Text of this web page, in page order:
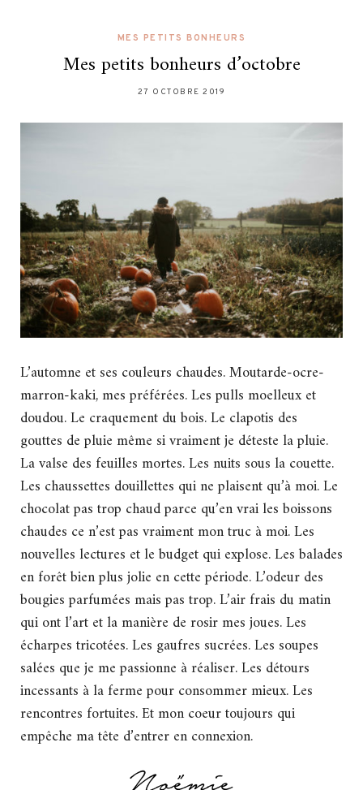
MES PETITS BONHEURS
Mes petits bonheurs d’octobre
27 OCTOBRE 2019
L’automne et ses couleurs chaudes. Moutarde-ocre-
marron-kaki, mes préférées. Les pulls moelleux et
doudou. Le craquement du bois. Le clapotis des
gouttes de pluie même si vraiment je déteste la pluie.
La valse des feuilles mortes. Les nuits sous la couette.
Les chaussettes douillettes qui ne plaisent qu’à moi. Le
chocolat pas trop chaud parce qu’en vrai les boissons
chaudes ce n’est pas vraiment mon truc à moi. Les
nouvelles lectures et le budget qui explose. Les balades
en forêt bien plus jolie en cette période. L’odeur des
bougies parfumées mais pas trop. L’air frais du matin
qui ont l’art et la manière de rosir mes joues. Les
écharpes tricotées. Les gaufres sucrées. Les soupes
salées que je me passionne à réaliser. Les détours
incessants à la ferme pour consommer mieux. Les
rencontres fortuites. Et mon coeur toujours qui
empêche ma tête d’entrer en connexion.